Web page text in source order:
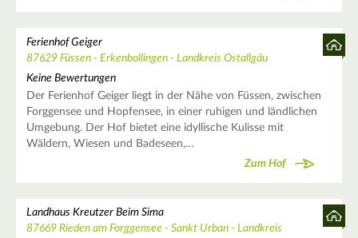
Ferienhof Geiger
87629 Füssen - Erkenbollingen - Landkreis Ostallgäu
Keine Bewertungen
Der Ferienhof Geiger liegt in der Nähe von Füssen, zwischen
Forggensee und Hopfensee, in einer ruhigen und ländlichen
Umgebung. Der Hof bietet eine idyllische Kulisse mit
Wäldern, Wiesen und Badeseen,…
Zum Hof
Landhaus Kreutzer Beim Sima
87669 Rieden am Forggensee - Sankt Urban - Landkreis